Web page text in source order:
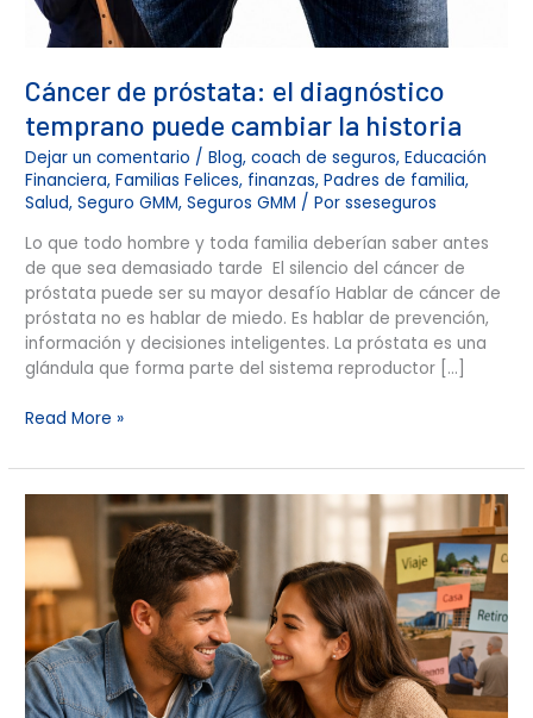
Cáncer de próstata: el diagnóstico
temprano puede cambiar la historia
Dejar un comentario /Blog,coach de seguros,Educación
Financiera,Familias Felices, finanzas,Padres de familia,
Salud,Seguro GMM,Seguros GMM / Porsseseguros
Lo que todo hombre y toda familia deberían saber antes
de que sea demasiado tarde El silencio del cáncer de
próstata puede ser su mayor desafío Hablar de cáncer de
próstata no es hablar de miedo. Es hablar de prevención,
información y decisiones inteligentes. La próstata es una
glándula que forma parte del sistema reproductor […]
Read More »
Pareja:
Cómo
Construir
un
Futuro
Sólido
y